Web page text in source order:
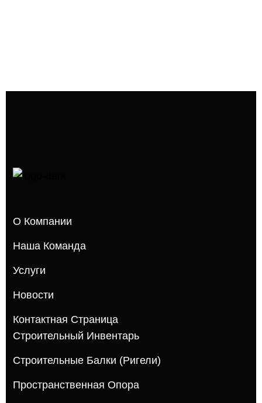
О Компании
Наша Команда
Услуги
Новости
Контактная Страница
Строительный Инвентарь
Строительные Балки (ригели)
Пространственная Опора